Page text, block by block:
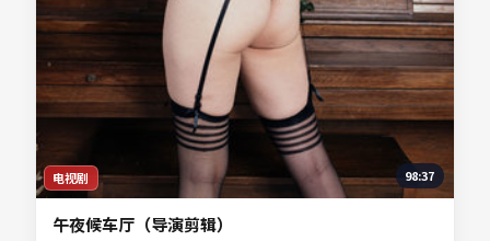
电视剧 98:37
午夜候车厅（导演剪辑）